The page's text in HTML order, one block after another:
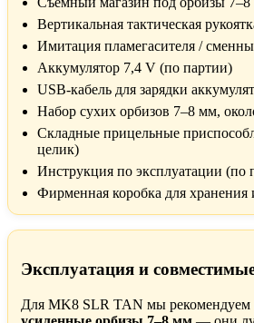
Вертикальная тактическая
Имитация пламегасителя /
Аккумулятор 7,4 V (по партии)
USB-кабель для зарядки
Набор сухих орбизов 7–8 мм,
Складные прицельные
целик)
Инструкция по эксплуатации (по
Фирменная коробка для хранения
Эксплуатация и
Для MK8 SLR TAN мы рекомендуем